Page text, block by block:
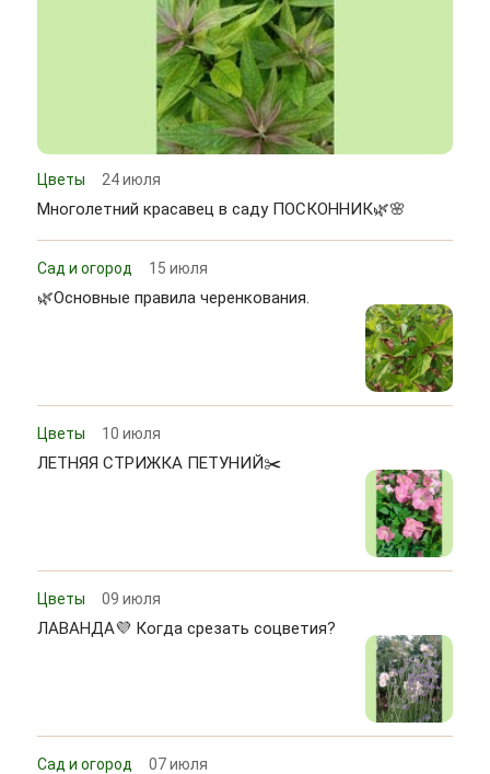
Цветы 24 июля
Многолетний красавец в саду ПОСКОННИК🌿🌸
Сад и огород 15 июля
🌿Основные правила черенкования.
Цветы 10 июля
ЛЕТНЯЯ СТРИЖКА ПЕТУНИЙ✂️
Цветы 09 июля
ЛАВАНДА💜 Когда срезать соцветия?
Сад и огород 07 июля